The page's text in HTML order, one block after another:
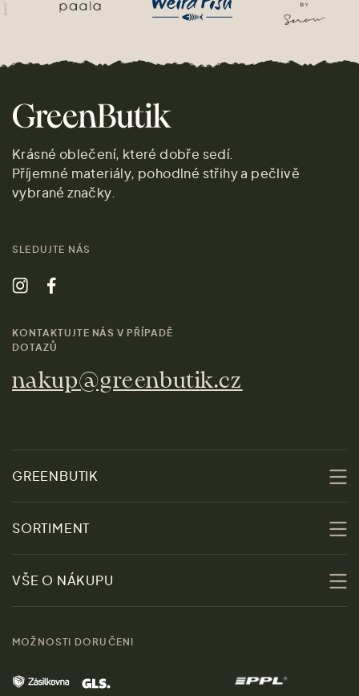
Krásné oblečení, které dobře sedí.
Příjemné materiály, pohodlné střihy a pečlivě
vybrané značky.
SLEDUJTE NÁS
KONTAKTUJTE NÁS V PŘÍPADĚ
DOTAZŮ
nakup@greenbutik.cz
GREENBUTIK
Udržitelnost
Obchody
Kontakt
SORTIMENT
Slevy
Ženy
Muži
Domov
VŠE O NÁKUPU
MOŽNOSTI DORUČENI